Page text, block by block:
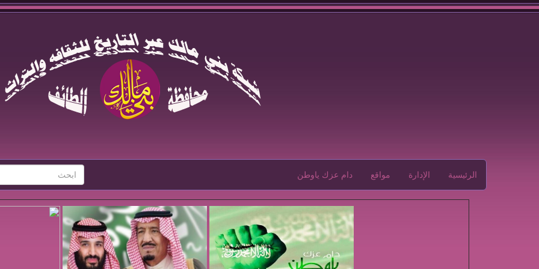
الرئيسية الإدارة مواقع دام عزك ياوطن